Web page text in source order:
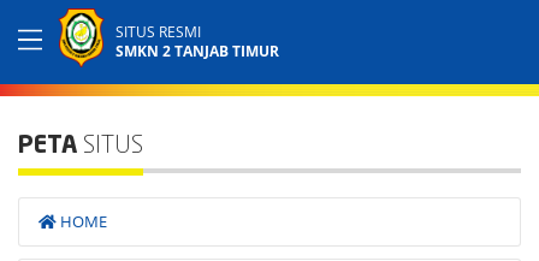
SITUS RESMI
SMKN 2 TANJAB TIMUR
PETA SITUS
HOME